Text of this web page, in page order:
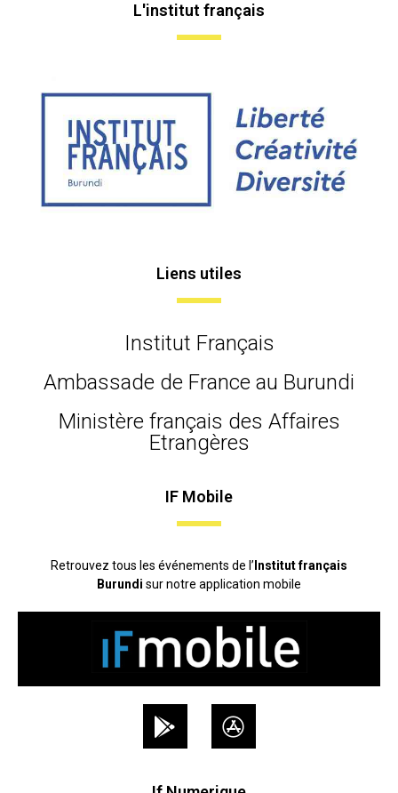
L'institut français
Liens utiles
Institut Français
Ambassade de France au Burundi
Ministère français des Affaires
Etrangères
IF Mobile
Retrouvez tous les événements de l’ Institut français
Burundi sur notre application mobile